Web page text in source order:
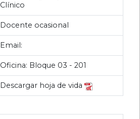
Clínico
Docente ocasional
Email:
Oficina: Bloque 03 - 201
Descargar hoja de vida